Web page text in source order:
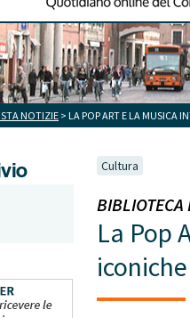
NOTIZIE > LA POP ART E LA MUSICA
Cultura
La Pop